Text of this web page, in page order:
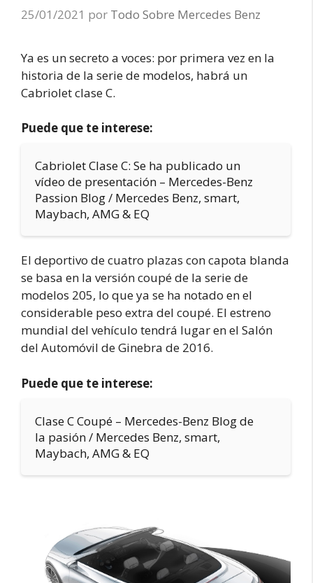
25/01/2021 por Todo Sobre Mercedes Benz
Ya es un secreto a voces: por primera vez en la
historia de la serie de modelos, habrá un
Cabriolet clase C.
Puede que te interese:
Cabriolet Clase C: Se ha publicado un
vídeo de presentación – Mercedes-Benz
Passion Blog / Mercedes Benz, smart,
Maybach, AMG & EQ
El deportivo de cuatro plazas con capota blanda
se basa en la versión coupé de la serie de
modelos 205, lo que ya se ha notado en el
considerable peso extra del coupé. El estreno
mundial del vehículo tendrá lugar en el Salón
del Automóvil de Ginebra de 2016.
Puede que te interese:
Clase C Coupé – Mercedes-Benz Blog de
la pasión / Mercedes Benz, smart,
Maybach, AMG & EQ